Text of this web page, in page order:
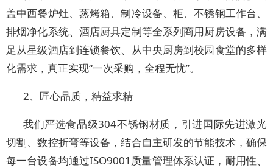
盖中西餐炉灶、蒸烤箱、制冷设备、柜、不锈钢工作台、
排烟净化系统、酒店厨具定制等全系列商用厨房设备，满
足从星级酒店到连锁餐饮、从中央厨房到校园食堂的多样
化需求，真正实现“一次采购，全程无忧”。
2、匠心品质，精益求精
我们严选食品级304不锈钢材质，引进国际先进激光
切割、数控折弯等设备，结合自主研发的节能技术，确保
每一台设备均通过ISO9001质量管理体系认证，耐用性、